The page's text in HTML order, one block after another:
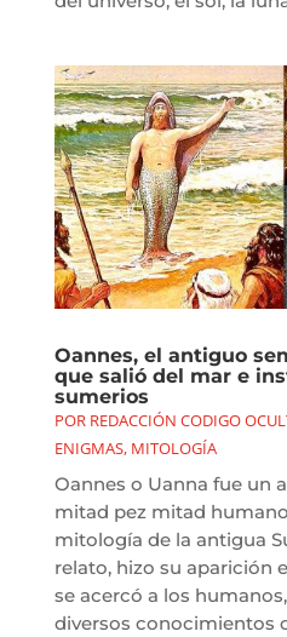
Oannes, el antiguo
que salió del mar e
sumerios
POR REDACCIÓN CODIGO
ENIGMAS, MITOLOGÍA
Oannes o Uanna fue un
mitad pez mitad
mitología de la antigua
relato, hizo su aparición
se acercó a los
diversos conocimientos